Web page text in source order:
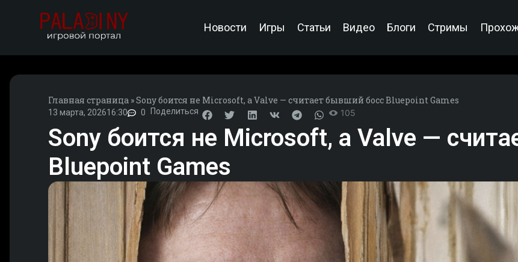
Новости Игры Статьи Видео Блоги Стримы
Главная страница »Sony боится не Microsoft, а Valve — считает бывший босс Bluepoint Games
13 марта, 202616:30 0 Поделиться 105
Sony боится не Microsoft, а Valve —
Bluepoint Games